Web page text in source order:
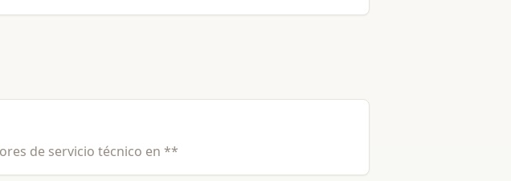
de servicio técnico en **